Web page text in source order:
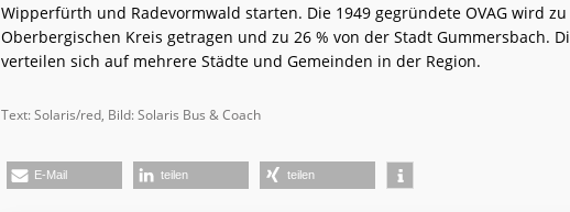
Wipperfürth und Radevormwald starten. Die 1949 gegründete OVAG wird zu
Oberbergischen Kreis getragen und zu 26 % von der Stadt Gummersbach.
verteilen sich auf mehrere Städte und Gemeinden in der Region.
Text: Solaris/red, Bild: Solaris Bus & Coach
E-Mail teilen teilen